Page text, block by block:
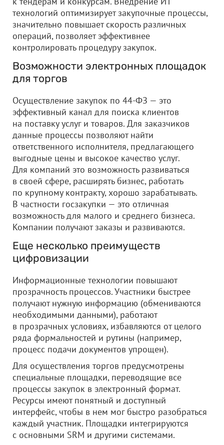
технологий оптимизирует закупочные процессы,
значительно повышает скорость различных
операций, позволяет эффективнее
контролировать процедуру закупок.
Возможности электронных площадок
для торгов
Осуществление закупок по 44-ФЗ — это
эффективный канал для поиска клиентов
на поставку услуг и товаров. Для заказчиков
данные процессы позволяют найти
ответственного исполнителя, предлагающего
выгодные цены и высокое качество услуг.
Для компаний это возможность развиваться
в своей сфере, расширять бизнес, работать
по крупному контракту, хорошо зарабатывать.
В частности госзакупки — это отличная
возможность для малого и среднего бизнеса.
Компании получают заказы и развиваются.
Еще несколько преимуществ
цифровизации
Информационные технологии повышают
прозрачность процессов. Участники быстрее
получают нужную информацию (обмениваются
необходимыми данными), работают
в прозрачных условиях, избавляются от целого
ряда формальностей и рутины (например,
процесс подачи документов упрощен).
Для осуществления торгов предусмотрены
специальные площадки, переводящие все
процессы закупок в электронный формат.
Ресурсы имеют понятный и доступный
интерфейс, чтобы в нем мог быстро разобраться
каждый участник. Площадки интегрируются
с основными SRM и другими системами.